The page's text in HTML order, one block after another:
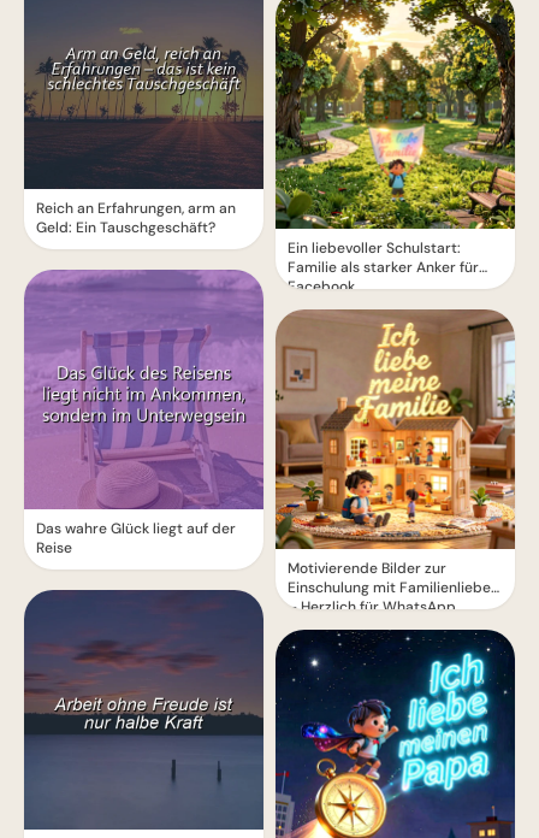
Reich an Erfahrungen, arm an
Geld: Ein Tauschgeschäft?
Das wahre Glück liegt auf der
Reise
Ein liebevoller Schulstart:
Familie als starker Anker für
Facebook
Motivierende Bilder zur
Einschulung mit Familienliebe
– Herzlich für WhatsApp